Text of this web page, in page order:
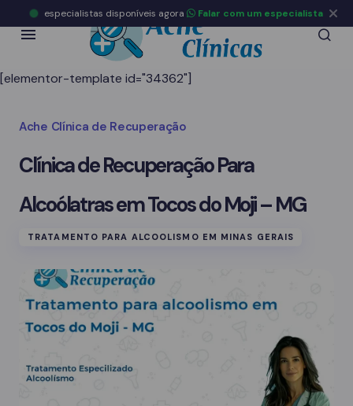
[elementor-template id="34362"]
Ache Clínica de Recuperação
Clínica de Recuperação Para
Alcoólatras em Tocos do Moji – MG
TRATAMENTO PARA ALCOOLISMO EM MINAS GERAIS
especialistas disponíveis agora Falar com um especialista